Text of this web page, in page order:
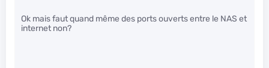
Ok mais faut quand même des ports ouverts entre le NAS et
internet non?